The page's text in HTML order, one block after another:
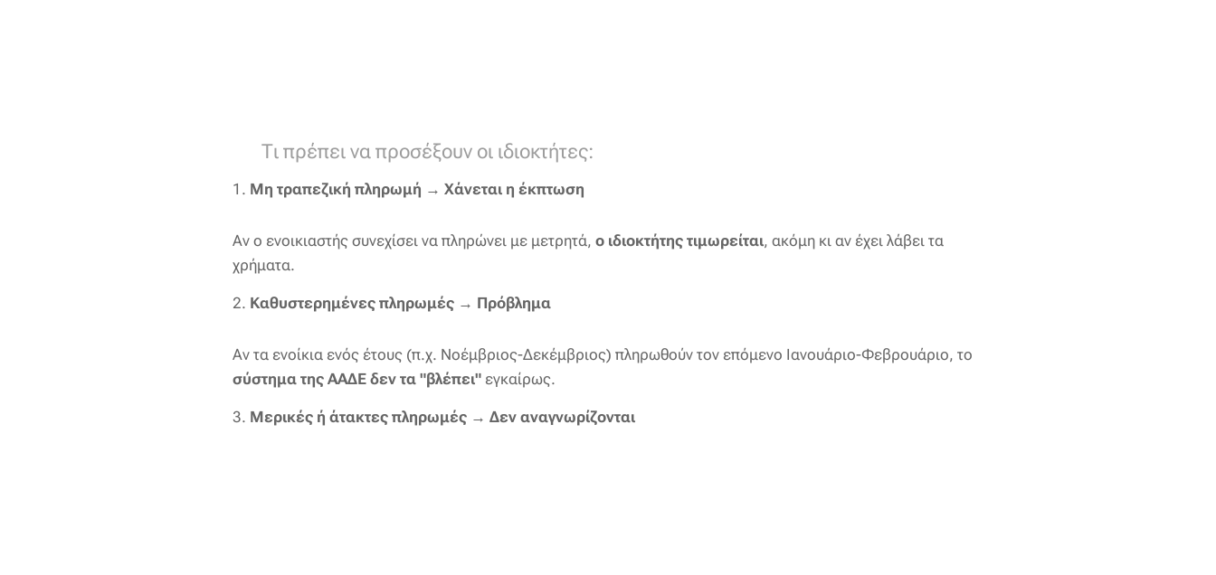
⚠️ Τι πρέπει να προσέξουν οι ιδιοκτήτες:
1. Μη τραπεζική πληρωμή → Χάνεται η έκπτωση
Αν ο ενοικιαστής συνεχίσει να πληρώνει με μετρητά, ο ιδιοκτήτης τιμωρείται, ακόμη κι αν έχει λάβει τα
χρήματα.
2. Καθυστερημένες πληρωμές → Πρόβλημα
Αν τα ενοίκια ενός έτους (π.χ. Νοέμβριος-Δεκέμβριος) πληρωθούν τον επόμενο Ιανουάριο-Φεβρουάριο, το
σύστημα της ΑΑΔΕ δεν τα "βλέπει" εγκαίρως.
3. Μερικές ή άτακτες πληρωμές → Δεν αναγνωρίζονται